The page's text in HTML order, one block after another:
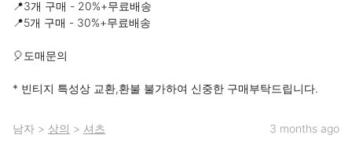
📍3개 구매 - 20%+무료배송
📍5개 구매 - 30%+무료배송
🎈도매문의
* 빈티지 특성상 교환,환불 불가하여 신중한 구매부탁드립니다.
남자 > 상의 > 셔츠 3 months ago